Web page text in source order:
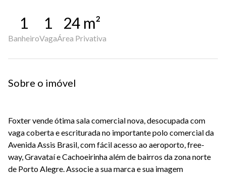
1
Banheiro
1
Vaga
24 m²
Área Privativa
Sobre o imóvel
Foxter vende ótima sala comercial nova, desocupada com
vaga coberta e escriturada no importante polo comercial da
Avenida Assis Brasil, com fácil acesso ao aeroporto, free-
way, Gravataí e Cachoeirinha além de bairros da zona norte
de Porto Alegre. Associe a sua marca e sua imagem